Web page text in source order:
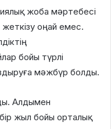
жоба мәртебесі
оңай емес.
бойы түрлі
мәжбүр болды.
Алдымен
жыл бойы орталық